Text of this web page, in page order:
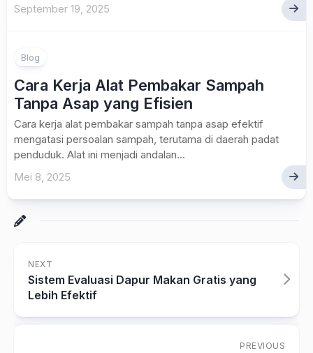
September 19, 2025
Blog
Cara Kerja Alat Pembakar Sampah
Tanpa Asap yang Efisien
Cara kerja alat pembakar sampah tanpa asap efektif
mengatasi persoalan sampah, terutama di daerah padat
penduduk. Alat ini menjadi andalan...
Mei 8, 2025
NEXT
Sistem Evaluasi Dapur Makan Gratis yang
Lebih Efektif
PREVIOUS